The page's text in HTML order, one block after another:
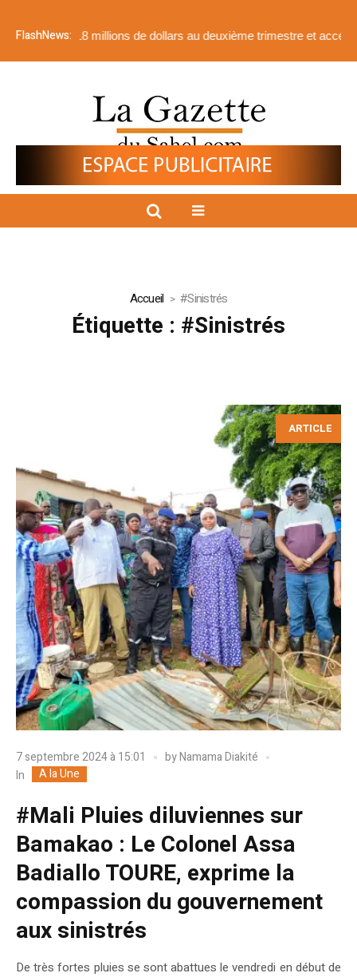
FlashNews:
de 518 millions de dollars au deuxième trimestre et accélère
Accueil #Sinistrés
Étiquette : #Sinistrés
ARTICLE
7 septembre 2024 à 15:01 byNamama Diakité
In
A la Une
#Mali Pluies diluviennes sur
Bamakao : Le Colonel Assa
Badiallo TOURE, exprime la
compassion du gouvernement
aux sinistrés
De très fortes pluies se sont abattues le vendredi en début de